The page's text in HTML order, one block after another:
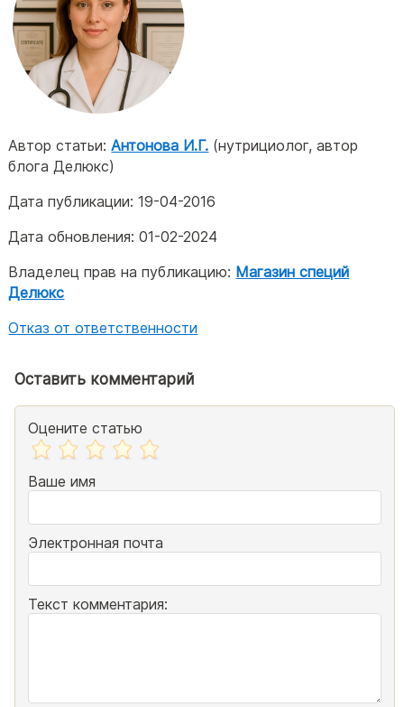
Автор статьи:Антонова И.Г. (нутрициолог, автор
блога Делюкс)
Дата публикации:19-04-2016
Дата обновления:01-02-2024
Владелец прав на публикацию: Магазин специй
Делюкс
Отказ от ответственности
Оставить комментарий
Оцените статью
Ваше имя
Электронная почта
Текст комментария: